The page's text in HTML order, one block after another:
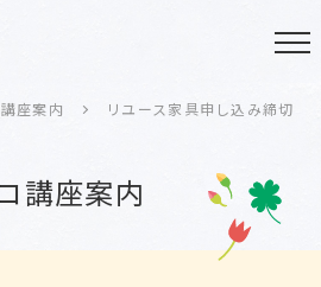
座案内 リユース家具申し込み締切
講座案内